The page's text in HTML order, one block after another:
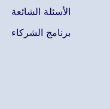
الأسئلة الشائعة
برنامج الشركاء